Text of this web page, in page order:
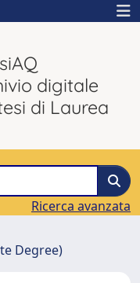
digitale
di Laurea
Ricerca avanzata
Degree)